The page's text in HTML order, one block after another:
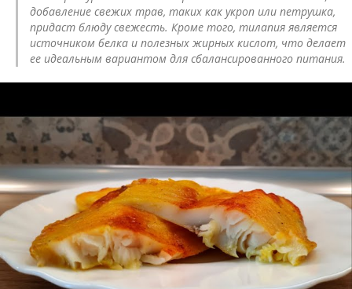
добавление свежих трав, таких как укроп или петрушка,
придаст блюду свежесть. Кроме того, тилапия является
источником белка и полезных жирных кислот, что делает
ее идеальным вариантом для сбалансированного питания.